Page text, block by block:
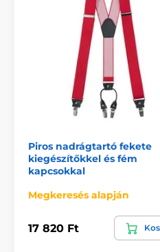
Piros nadrágtartó fekete
kiegészítőkkel és fém
kapcsokkal
Megkeresés alapján
17 820 Ft